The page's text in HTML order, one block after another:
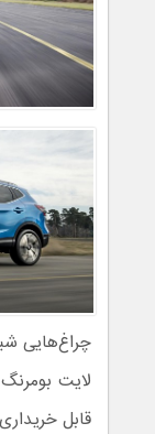
چراغ‌هایی
لایت
قابل